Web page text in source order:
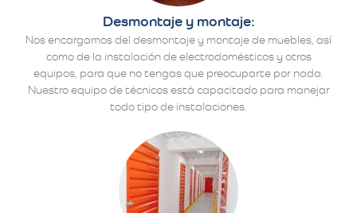
Desmontaje y montaje:
Nos encargamos del desmontaje y montaje de muebles, así
como de la instalación de electrodomésticos y otros
equipos, para que no tengas que preocuparte por nada.
Nuestro equipo de técnicos está capacitado para manejar
todo tipo de instalaciones.